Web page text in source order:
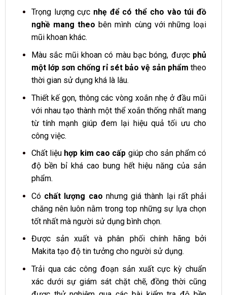
Trọng lượng cực nhẹ để có thể cho vào túi đồ
nghề mang theo bên mình cùng với những loại
mũi khoan khác.
Màu sắc mũi khoan có màu bạc bóng, được phủ
một lớp sơn chống rỉ sét bảo vệ sản phẩm theo
thời gian sử dụng khá là lâu.
Thiết kế gọn, thông các vòng xoắn nhẹ ở đầu mũi
với nhau tạo thành một thể xoắn thống nhất mang
từ tính mạnh giúp đem lại hiệu quả tối ưu cho
công việc.
Chất liệu hợp kim cao cấp giúp cho sản phẩm có
độ bền bỉ khá cao bung hết hiệu năng của sản
phẩm.
Có chất lượng cao nhưng giá thành lại rất phải
chăng nên luôn nằm trong top những sự lựa chọn
tốt nhất mà người sử dụng bình chọn.
Được sản xuất và phân phối chính hãng bởi
Makita tạo độ tin tưởng cho người sử dụng.
Trải qua các công đoạn sản xuất cực kỳ chuẩn
xác dưới sự giám sát chặt chẽ, đồng thời cũng